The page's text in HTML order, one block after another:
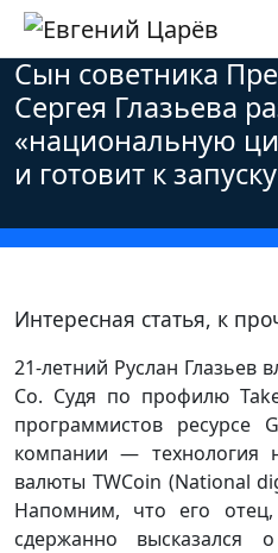
Главная»Новости»
Сын советника
Сергея Глазьева
«национальную
и готовит к
Интересная статья, к
21-летний Руслан Глазьев
Co. Судя по профилю
программистов ресурсе
компании — технология
валюты TWCoin (National
Напомним, что его отец,
сдержанно высказался